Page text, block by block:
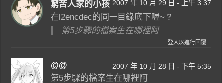
窮苦人家的小孩 2007 年 10 月 29 日 - 上午 3:37
在l2encdec的同一目錄底下喔~ ?
第5步驟的檔案生在哪裡阿
登入以進行回覆
@@ 2007 年 10 月 28 日 - 下午 5:35
第5步驟的檔案生在哪裡阿